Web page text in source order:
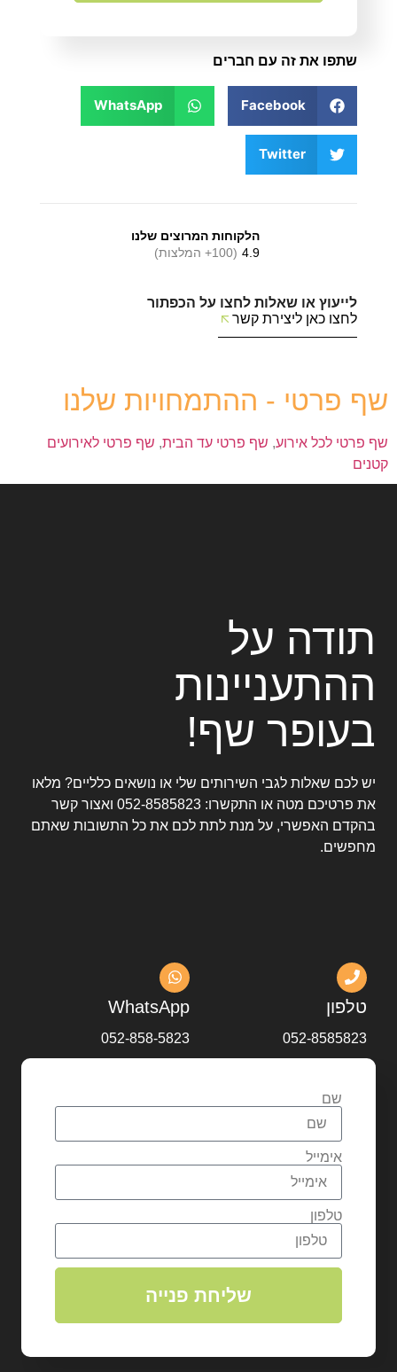
שתפו את זה עם חברים
Facebook
WhatsApp
Twitter
הלקוחות המרוצים שלנו
4.9 (100+ המלצות)
לייעוץ או שאלות לחצו על הכפתור
לחצו כאן ליצירת קשר
שף פרטי - ההתמחויות שלנו
שף פרטי לכל אירוע, שף פרטי עד הבית, שף פרטי לאירועים
קטנים
תודה על
ההתעניינות
בעופר שף!
יש לכם שאלות לגבי השירותים שלי או נושאים כלליים? מלאו
את פרטיכם מטה או התקשרו: 052-8585823 ואצור קשר
בהקדם האפשרי, על מנת לתת לכם את כל התשובות שאתם
מחפשים.
טלפון
052-8585823
WhatsApp
052-858-5823
שם
אימייל
טלפון
שליחת פנייה